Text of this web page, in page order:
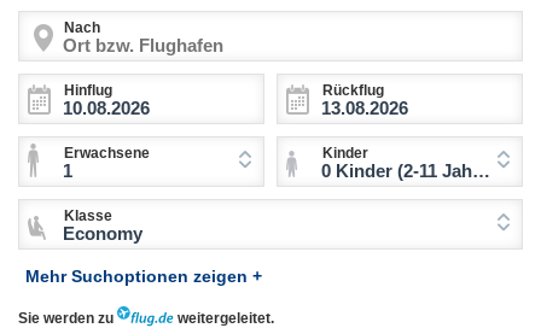
Nach
Hinflug Rückflug
Erwachsene
1
Kinder
0 Kinder (2-11 Jahre)
Klasse
Economy
Mehr Suchoptionen zeigen +
Sie werden zu weitergeleitet.